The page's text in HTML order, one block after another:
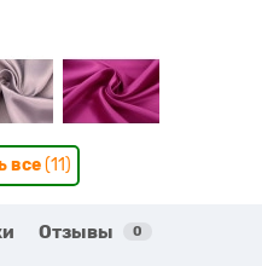
все(11)
Отзывы 0